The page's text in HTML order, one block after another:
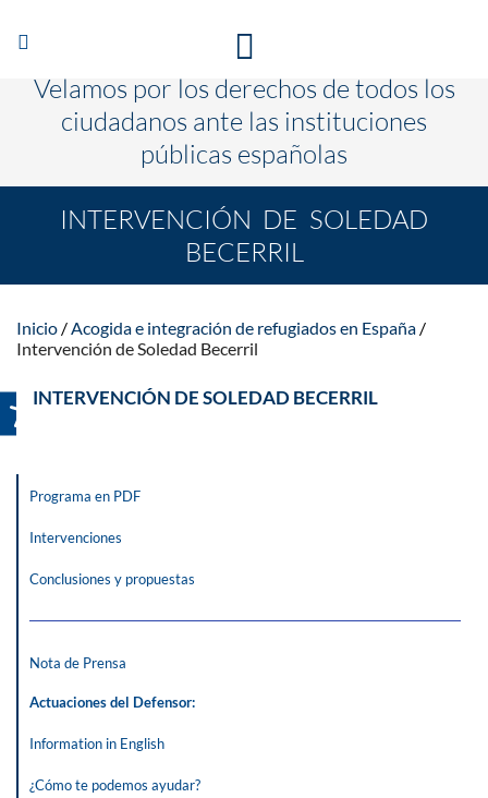
Abrir/Cerrar
navegación
TE ESCUCHAMOS PARA QUE CAMBIEN LAS COSAS
Velamos por los derechos de todos los
ciudadanos ante las instituciones
públicas españolas
INTERVENCIÓN DE SOLEDAD
BECERRIL
Inicio
Acogida e integración de refugiados en España
Intervención de Soledad Becerril
INTERVENCIÓN DE SOLEDAD BECERRIL
Programa en PDF
Intervenciones
Conclusiones y propuestas
Nota de Prensa
Actuaciones del Defensor:
Information in English
¿Cómo te podemos ayudar?